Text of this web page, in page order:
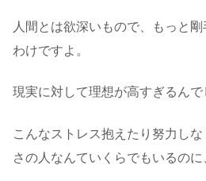
人間とは欲深いもので、もっと
わけですよ。
現実に対して理想が高すぎるんで
こんなストレス抱えたり努力し
さの人なんていくらでもいるのに